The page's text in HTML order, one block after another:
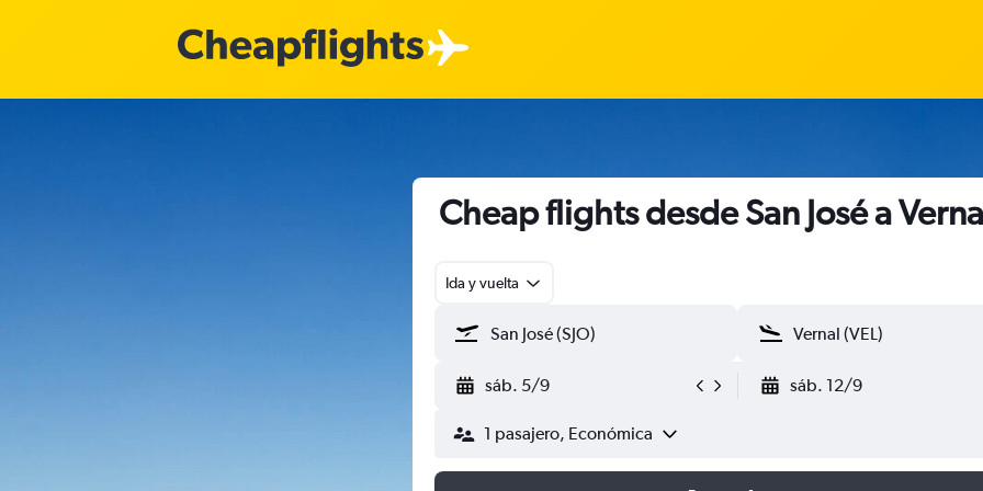
Cheap flights desde San José a
Ida y vuelta
sáb. 5/9 sáb. 12/9
1 pasajero, Económica